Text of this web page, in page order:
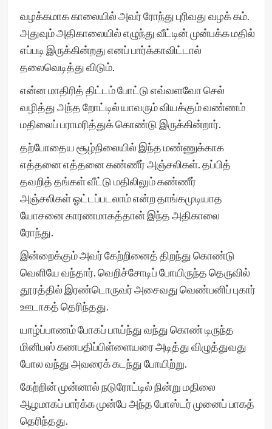
வழக்கமாக காலையில் அவர் ரோந்து புரிவது வழக் கம்.
அதுவும் அதிகாலையில் எழுந்து வீட்டின் முன்பக்க மதில்
எப்படி இருக்கின்றது எனப் பார்க்காவிட்டால்
தலைவெடித்து விடும்.
என்ன மாதிரித் திட்டம் போட்டு எவ்வளவோ செல்
வழித்து அந்த றோட்டில் யாவரும் வியக்கும் வண்ணம்
மதிலைப் பராமரித்துக் கொண்டு இருக்கின்றார்.
தற்போதைய சூழ்நிலையில் இந்த மண்ணுக்காக
எத்தனை எத்தனை கண்ணீர் அஞ்சலிகள். தப்பித்
தவறித் தங்கள் வீட்டு மதிலிலும் கண்ணீர்
அஞ்சலிகள் ஓட்டப்படலாம் என்ற தாங்கமுடியாத
யோசனை காரணமாகத்தான் இந்த அதிகாலை
ரோந்து.
இன்றைக்கும் அவர் கேற்றினைத் திறந்து கொண்டு
வெளியே வந்தார். வெறிச்சோடிப் போயிருந்த தெருவில்
தூரத்தில் இரண்டொருவர் அசைவது வெண்பனிப் புகார்
ஊடாகத் தெரிந்தது.
யாழ்ப்பாணம் போகப் பாய்ந்து வந்து கொண் டிருந்த
மினிபஸ் கணபதிப்பிள்ளையரை அடித்து விழுத்துவது
போல வந்து அவரைக் கடந்து போயிற்று.
கேற்றின் முன்னால் நடுரோட்டில் நின்று மதிலை
ஆழமாகப் பார்க்க முன்பே அந்த போஸ்டர் முனைப் பாகத்
தெரிந்தது.